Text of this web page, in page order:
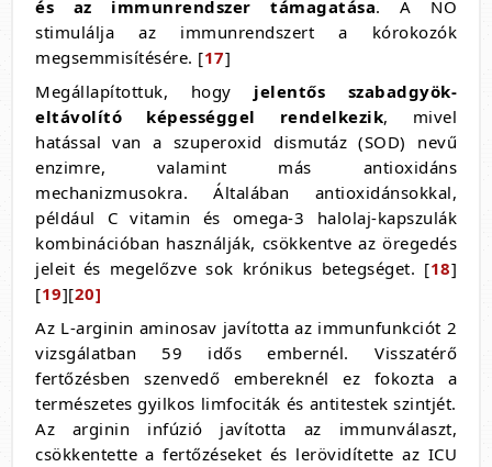
és az immunrendszer támagatása. A NO
stimulálja az immunrendszert a kórokozók
megsemmisítésére. [17]
Megállapítottuk, hogy jelentős szabadgyök-
eltávolító képességgel rendelkezik, mivel
hatással van a szuperoxid dismutáz (SOD) nevű
enzimre, valamint más antioxidáns
mechanizmusokra. Általában antioxidánsokkal,
például C vitamin és omega-3 halolaj-kapszulák
kombinációban használják, csökkentve az öregedés
jeleit és megelőzve sok krónikus betegséget. [18]
[19][20]
Az L-arginin aminosav javította az immunfunkciót 2
vizsgálatban 59 idős embernél. Visszatérő
fertőzésben szenvedő embereknél ez fokozta a
természetes gyilkos limfociták és antitestek szintjét.
Az arginin infúzió javította az immunválaszt,
csökkentette a fertőzéseket és lerövidítette az ICU